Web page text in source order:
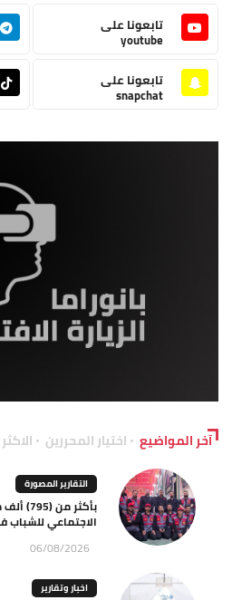
تابعونا على
youtube
تابعونا على
snapchat
آخر المواضيع اختيار المحررين
التقارير المصورة
بأكثر
الاجتماعي للشباب
06/08/2026
اخبار وتقارير